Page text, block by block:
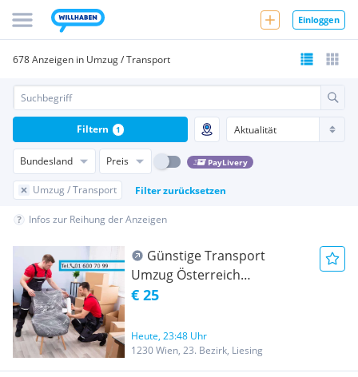
Einloggen
678 Anzeigen in Umzug / Transport
Bundesland Preis PayLivery
Umzug / Transport Filter zurücksetzen
Filtern 1
Infos zur Reihung der Anzeigen
Günstige Transport
Umzug Österreich
Europaweit Möbeltransport
€ 25
Heute, 23:48 Uhr
1230 Wien, 23. Bezirk, Liesing